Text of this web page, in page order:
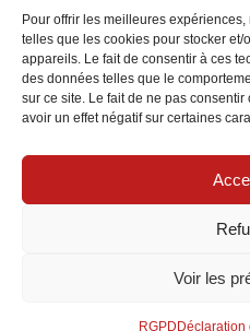
Pour offrir les meilleures
telles que les cookies pour stocker
appareils. Le fait de consentir à ces
des données telles que le
sur ce site. Le fait de ne pas
avoir un effet négatif sur certaines
Voir les
RGPD Déclaration
CGVD
RGPD
SUIVEZ NOUS
Made by :